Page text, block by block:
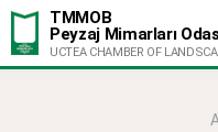
TMMOB
Peyzaj Mimarları
UCTEA CHAMBER OF